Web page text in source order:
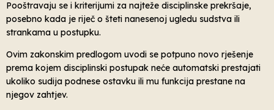
Pooštravaju se i kriterijumi za najteže disciplinske prekršaje,
posebno kada je riječ o šteti nanesenoj ugledu sudstva ili
strankama u postupku.
Ovim zakonskim predlogom uvodi se potpuno novo rješenje
prema kojem disciplinski postupak neće automatski prestajati
ukoliko sudija podnese ostavku ili mu funkcija prestane na
njegov zahtjev.